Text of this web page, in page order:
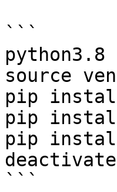
```
python3.8
source
pip
pip
pip
```